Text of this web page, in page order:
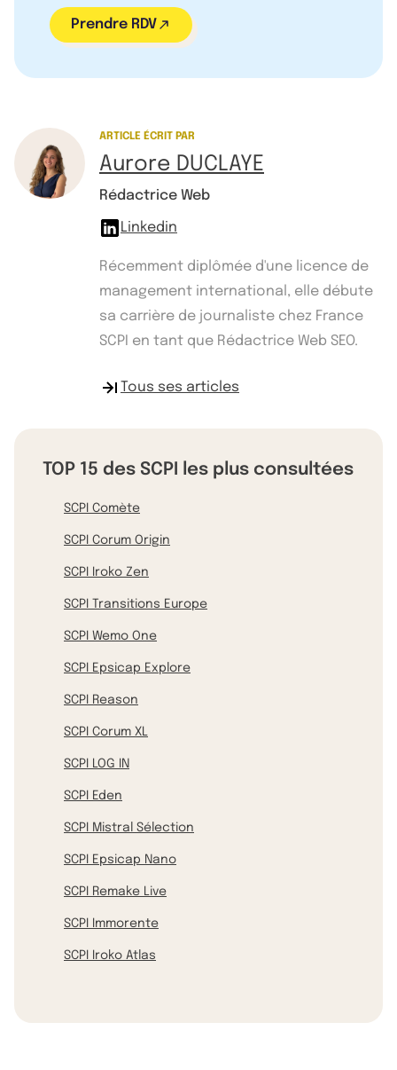
Prendre RDV
ARTICLE ÉCRIT PAR
Aurore DUCLAYE
Rédactrice Web
Linkedin
Récemment diplômée d'une licence de
management international, elle débute
sa carrière de journaliste chez France
SCPI en tant que Rédactrice Web SEO.
Tous ses articles
TOP 15 des SCPI les plus consultées
SCPI Comète
SCPI Corum Origin
SCPI Iroko Zen
SCPI Transitions Europe
SCPI Wemo One
SCPI Epsicap Explore
SCPI Reason
SCPI Corum XL
SCPI LOG IN
SCPI Eden
SCPI Mistral Sélection
SCPI Epsicap Nano
SCPI Remake Live
SCPI Immorente
SCPI Iroko Atlas